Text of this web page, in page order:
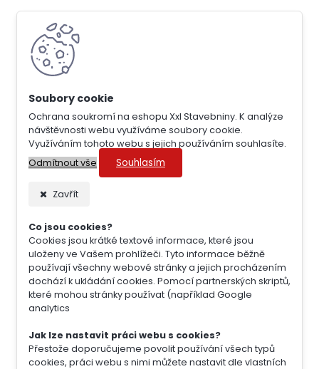
Ochrana soukromí na eshopu Xxl Stavebniny. K analýze
návštěvnosti webu využíváme soubory cookie.
Využíváním tohoto webu s jejich používáním souhlasíte.
Odmítnout vše
Souhlasím
Zavřít
Co jsou cookies?
Cookies jsou krátké textové informace, které jsou
uloženy ve Vašem prohlížeči. Tyto informace běžně
používají všechny webové stránky a jejich procházením
dochází k ukládání cookies. Pomocí partnerských skriptů,
které mohou stránky používat (například Google
analytics
Jak lze nastavit práci webu s cookies?
Přestože doporučujeme povolit používání všech typů
cookies, práci webu s nimi můžete nastavit dle vlastních